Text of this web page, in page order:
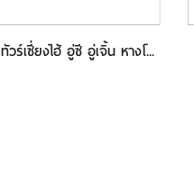
ทัวร์เซี่ยงไฮ้ อู่ซี อู่เจิ้น หางโ...